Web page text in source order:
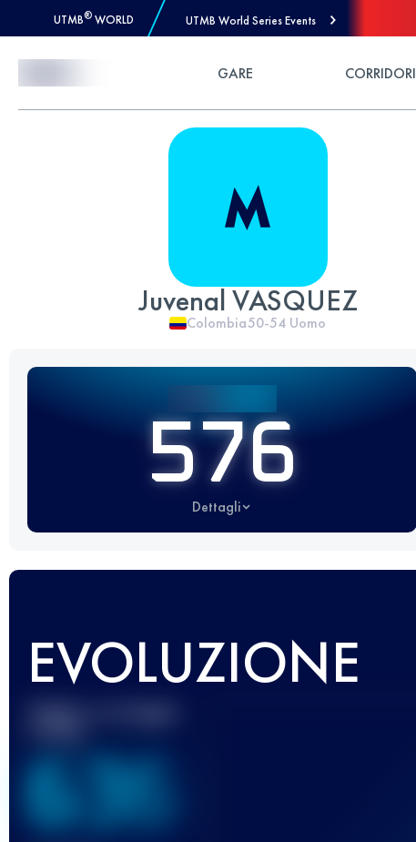
UTMB® WORLD UTMB World Series Events
GARE CORRIDORI
Juvenal VASQUEZ
Colombia50-54 Uomo
576
Dettagli
EVOLUZIONE
Miglior punteggio
636